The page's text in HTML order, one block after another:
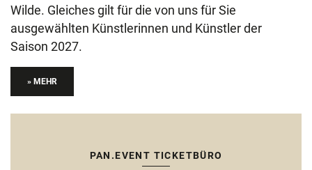
Wilde. Gleiches gilt für die von uns für Sie
ausgewählten Künstlerinnen und Künstler der
Saison 2027.
» MEHR
PAN.EVENT TICKETBÜRO